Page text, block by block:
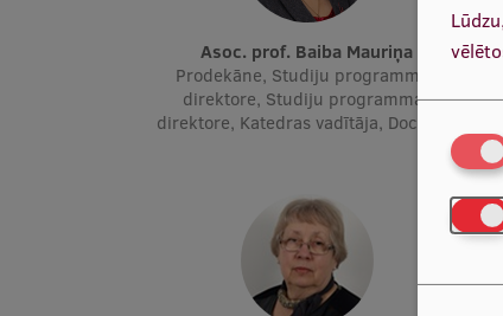
Asoc. prof. Baiba Mauriņa
Prodekāne, Studiju programmas
direktore, Studiju programmas
direktore, Katedras vadītāja, Docētāja